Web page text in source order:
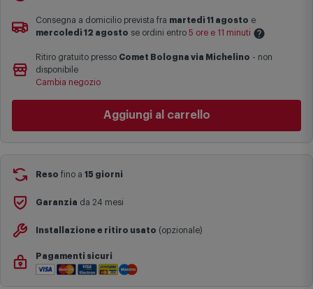
Consegna a domicilio prevista fra martedì 11 agosto e
mercoledì 12 agosto se ordini entro 5 ore e 11 minuti
Le date previste per la consegna sono una stima approssimativa
basata sulle statistiche di consegna in possesso di Comet.
complesse come isole e regioni montane, consegna nei periodi
festivi e ricorrenze principali o in circostanze eccezionali).
nella pagina del prodotto.
Ritiro gratuito presso Comet Bologna via Michelino - non
disponibile
Cambia negozio
Aggiungi al carrello
Reso fino a 15 giorni
Garanzia da 24 mesi
Installazione e ritiro usato (opzionale)
Pagamenti sicuri